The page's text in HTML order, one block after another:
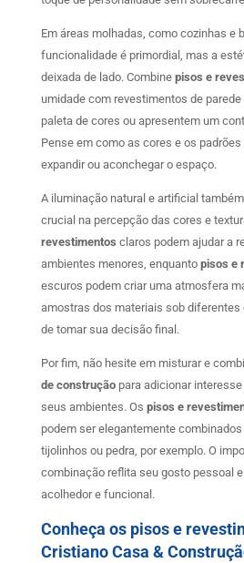
Em áreas molhadas, como cozinhas e
funcionalidade é primordial, mas a
deixada de lado. Combine pisos e
umidade com revestimentos de
paleta de cores ou apresentem um
Pense em como as cores e os
expandir ou aconchegar o espaço.
A iluminação natural e artificial
crucial na percepção das cores e
revestimentos claros podem ajudar a
ambientes menores, enquanto pisos e
escuros podem criar uma atmosfera
amostras dos materiais sob diferentes
de tomar sua decisão final.
Por fim, não hesite em misturar e
de construçãopara adicionar
seus ambientes. Os pisos e
podem ser elegantemente
tijolinhos ou pedra, por exemplo. O
combinação reflita seu gosto pessoal
acolhedor e funcional.
Conheça os pisos e
Cristiano Casa &